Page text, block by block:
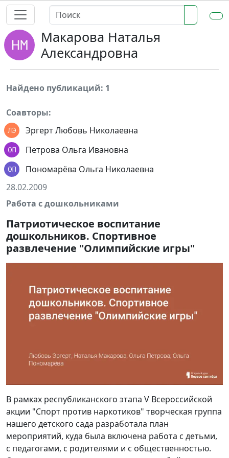
Макарова Наталья
Александровна
Найдено публикаций: 1
Соавторы:
Эргерт Любовь Николаевна
Петрова Ольга Ивановна
Пономарёва Ольга Николаевна
28.02.2009
Работа с дошкольниками
Патриотическое воспитание
дошкольников. Спортивное
развлечение "Олимпийские игры"
В рамках республиканского этапа V Всероссийской
акции "Спорт против наркотиков" творческая группа
нашего детского сада разработала план
мероприятий, куда была включена работа с детьми,
с педагогами, с родителями и с общественностью.